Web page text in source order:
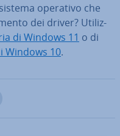
operativo che
dei driver? Uti­liz­
di Windows 11 o di
Windows 10.